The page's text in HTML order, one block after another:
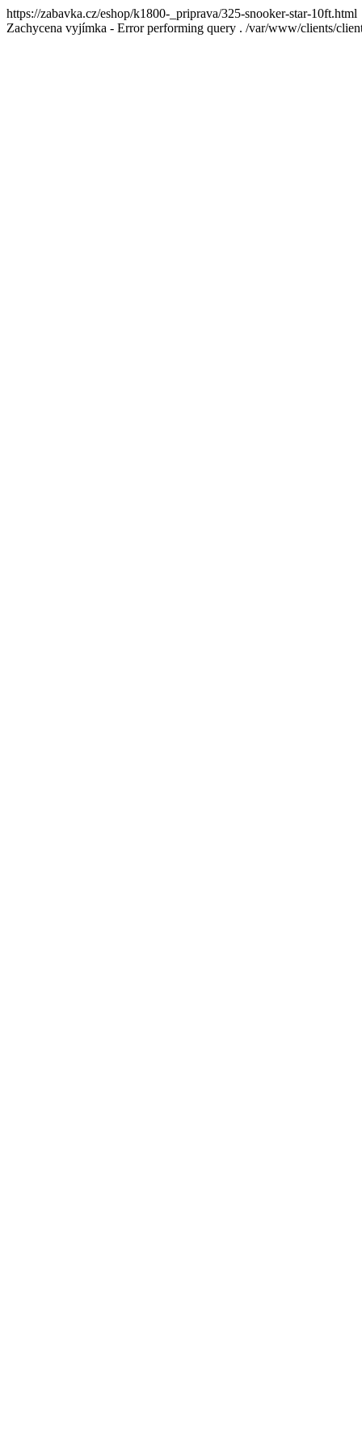
https://zabavka.cz/eshop/k1800-_priprava/325-snooker-star-10ft.html
Zachycena vyjímka - Error performing query . /var/www/clients/